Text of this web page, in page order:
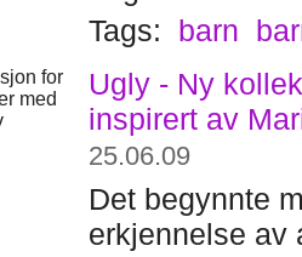
Tags:
barn
Ugly - Ny
inspirert av
25.06.09
Det begynnte
erkjennelse av